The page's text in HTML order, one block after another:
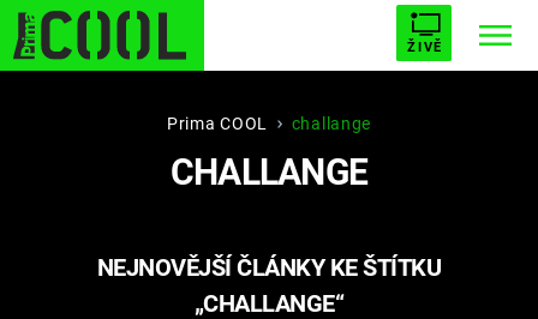
ŽIVĚ
STARHOUSE BUFFY, PŘEMOŽITELKA UPÍRŮ
PLNEJ KOTEL AVENGERS 5
Prima COOL challange
CHALLANGE
NEJNOVĚJŠÍ ČLÁNKY KE ŠTÍTKU
„CHALLANGE“